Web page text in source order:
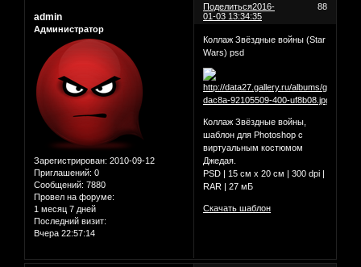
Поделиться 88
2016-
01-03 13:34:35
admin
Администратор
Зарегистрирован: 2010-09-12
Приглашений: 0
Сообщений: 7880
Провел на форуме:
1 месяц 7 дней
Последний визит:
Вчера 22:57:14
Коллаж Звёздные войны (Star
Wars) psd
Коллаж Звёздные войны,
шаблон для Photoshop с
виртуальным костюмом
Джедая.
PSD | 15 cм х 20 см | 300 dpi |
RAR | 27 мБ
Скачать шаблон